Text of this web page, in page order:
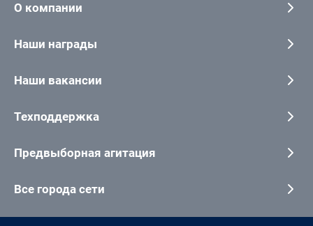
О компании
Наши награды
Наши вакансии
Техподдержка
Предвыборная агитация
Все города сети